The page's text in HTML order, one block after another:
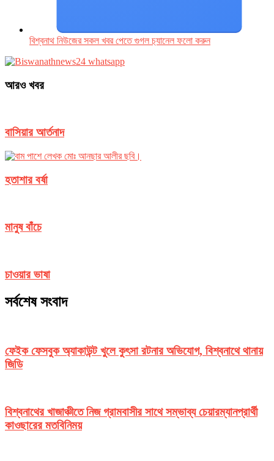
বিশ্বনাথ নিউজের সকল খবর পেতে গুগল চ‌্যানেল ফলো করুন
আরও খবর
বাসিয়ার আর্তনাদ
হতাশার বর্ষা
মানুষ বাঁচে
চাওয়ার ভাষা
সর্বশেষ সংবাদ
ফেইক ফেসবুক অ্যাকাউন্ট খুলে কুৎসা রটনার অভিযোগ, বিশ্বনাথে থানায়
জিডি
বিশ্বনাথের খাজাঞ্চীতে নিজ গ্রামবাসীর সাথে সম্ভাব্য চেয়ারম্যানপ্রার্থী
কাওছারের মতবিনিময়